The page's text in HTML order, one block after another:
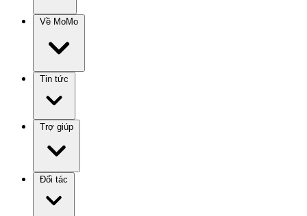
Về MoMo
Tin tức
Trợ giúp
Đối tác